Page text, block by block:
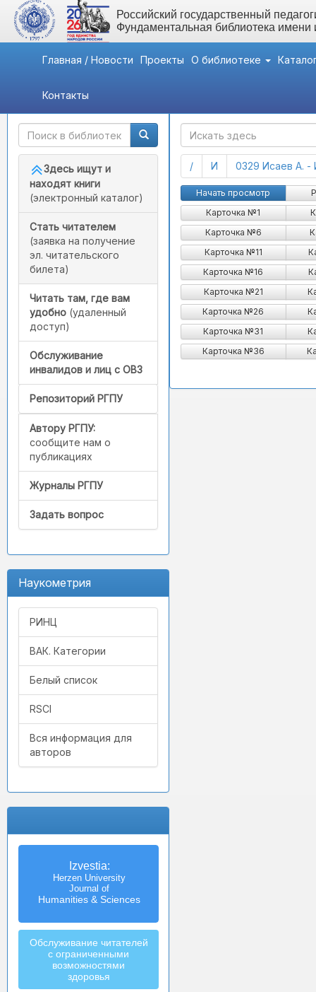
Российский государственный
Фундаментальная библиотека
Главная / Новости Проекты О библиотеке
Контакты
Быстрый доступ
Здесь ищут и
находят книги
(электронный каталог)
Стать читателем
(заявка на получение
эл. читательского
билета)
Читать там, где вам
удобно (удаленный
доступ)
Обслуживание
инвалидов и лиц с ОВЗ
Репозиторий РГПУ
Автору РГПУ:
сообщите нам о
публикациях
Журналы РГПУ
Задать вопрос
Наукометрия
РИНЦ
ВАК. Категории
Белый список
RSCI
Вся информация для
авторов
Izvestia:
Herzen University
Journal of
Humanities & Sciences
Обслуживание читателей
с ограниченными
возможностями
здоровья
/(current)
И (current)
0329 Исаев А. -
Исаенко Людмила
Начать просмотр
Карточка №1
Карточка №6
Карточка №11
Карточка №16
Карточка №21
Карточка №26
Карточка №31
Карточка №36